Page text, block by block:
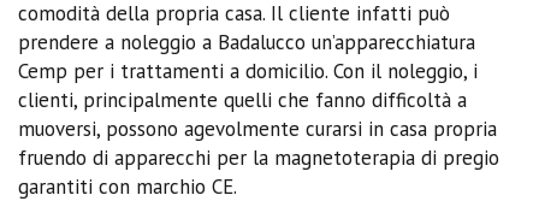
comodità della propria casa. Il cliente infatti può
prendere a noleggio a Badalucco un’apparecchiatura
Cemp per i trattamenti a domicilio. Con il noleggio, i
clienti, principalmente quelli che fanno difficoltà a
muoversi, possono agevolmente curarsi in casa propria
fruendo di apparecchi per la magnetoterapia di pregio
garantiti con marchio CE.